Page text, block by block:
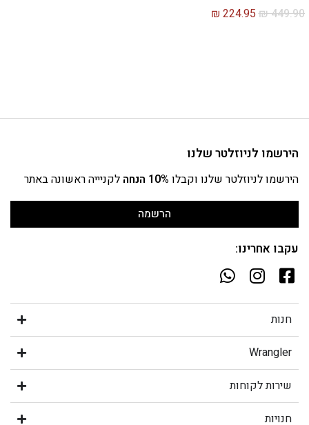
₪449.90
₪ 224.95
הירשמו לניוזלטר שלנו
הירשמו לניוזלטר שלנו וקבלו 10% הנחה לקניייה ראשונה באתר
הרשמה
עקבו אחרינו:
חנות
Wrangler
שירות לקוחות
חנויות